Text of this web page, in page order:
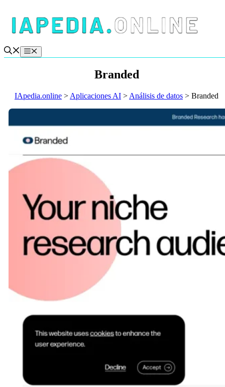
contenido
Menú
Branded
IApedia.online > Aplicaciones AI > Análisis de datos > Branded